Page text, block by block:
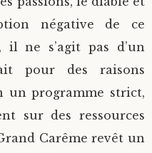
négative de ce
ne s’agit pas d’un
pour des raisons
un programme strict,
sur des ressources
Carême revêt un